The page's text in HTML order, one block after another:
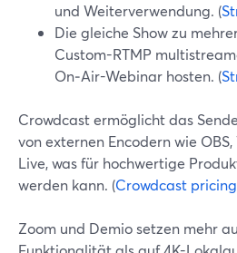
und Weiterverwendung. (
Die gleiche Show zu
Custom-RTMP
On‑Air-Webinar hosten. (
Crowdcast ermöglicht das
von externen Encodern wie
Live, was für hochwertige
werden kann. (Crowdcast pricing
Zoom und Demio setzen mehr